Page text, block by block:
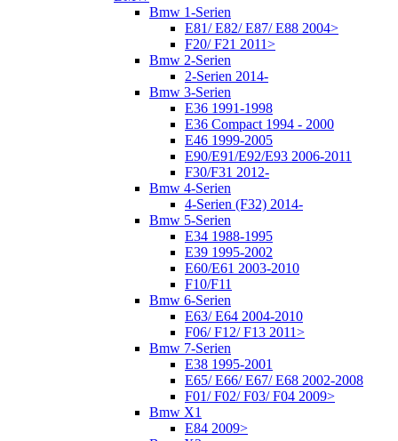
Bmw 1-Serien
E81/ E82/ E87/ E88 2004>
F20/ F21 2011>
Bmw 2-Serien
2-Serien 2014-
Bmw 3-Serien
E36 1991-1998
E36 Compact 1994 - 2000
E46 1999-2005
E90/E91/E92/E93 2006-2011
F30/F31 2012-
Bmw 4-Serien
4-Serien (F32) 2014-
Bmw 5-Serien
E34 1988-1995
E39 1995-2002
E60/E61 2003-2010
F10/F11
Bmw 6-Serien
E63/ E64 2004-2010
F06/ F12/ F13 2011>
Bmw 7-Serien
E38 1995-2001
E65/ E66/ E67/ E68 2002-2008
F01/ F02/ F03/ F04 2009>
Bmw X1
E84 2009>